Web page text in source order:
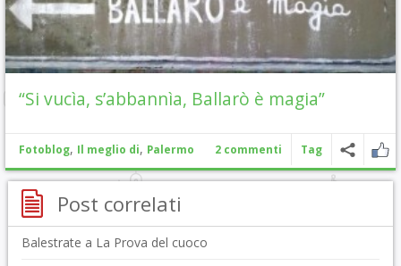
“Si vucìa, s’abbannìa, Ballarò è magia”
Fotoblog, Il meglio di, Palermo 2 commenti Tag
Post correlati
Balestrate a La Prova del cuoco